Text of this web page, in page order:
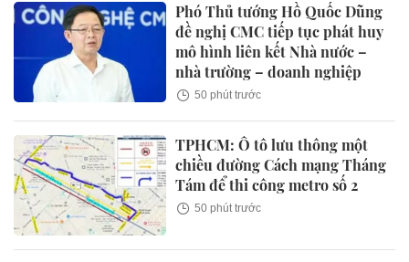
Phó Thủ tướng Hồ Quốc Dũng
đề nghị CMC tiếp tục phát huy
mô hình liên kết Nhà nước –
nhà trường – doanh nghiệp
50 phút trước
TPHCM: Ô tô lưu thông một
chiều đường Cách mạng Tháng
Tám để thi công metro số 2
50 phút trước